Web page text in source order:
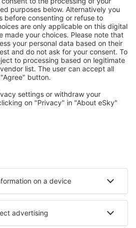
för att enkelt planera
dina resor